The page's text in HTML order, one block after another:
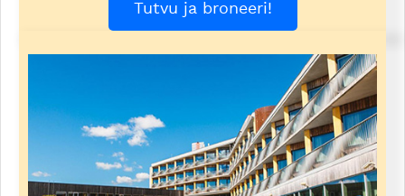
Tutvu ja broneeri!